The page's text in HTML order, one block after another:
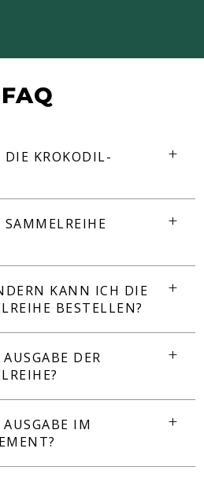
FAQ
KROKODIL-
KANN ICH DIE
BESTELLEN?
DER
IM